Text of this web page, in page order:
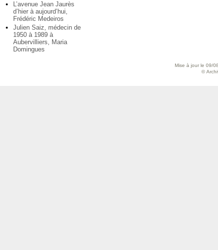
L’avenue Jean Jaurès
d’hier à aujourd’hui,
Frédéric Medeiros
Julien Saiz, médecin de
1950 à 1989 à
Aubervilliers, Maria
Domingues
Mise à jour le 09/
©